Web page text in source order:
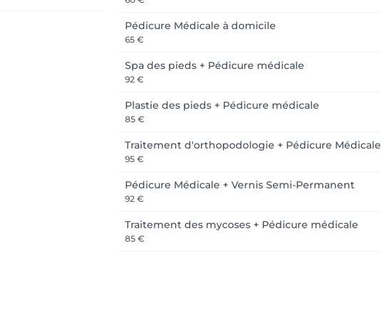
Pédicure Médicale à domicile
65 €
Spa des pieds + Pédicure médicale
92 €
Plastie des pieds + Pédicure médicale
85 €
Traitement d'orthopodologie + Pédicure Médicale
95 €
Pédicure Médicale + Vernis Semi-Permanent
92 €
Traitement des mycoses + Pédicure médicale
85 €